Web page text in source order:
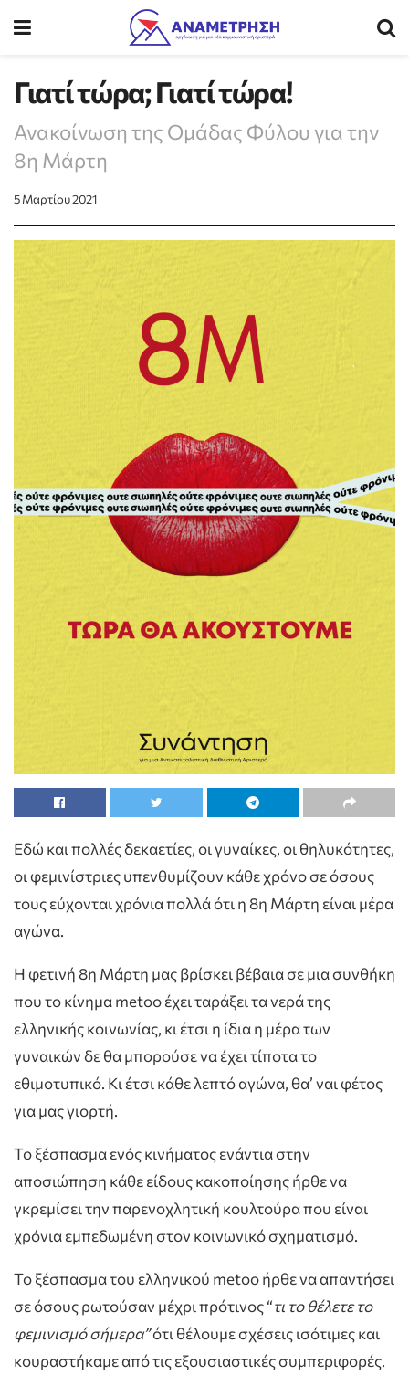
Γιατί τώρα; Γιατί τώρα!
Ανακοίνωση της Ομάδας Φύλου για την
8η Μάρτη
5 Μαρτίου 2021
Εδώ και πολλές δεκαετίες, οι γυναίκες, οι θηλυκότητες,
οι φεμινίστριες υπενθυμίζουν κάθε χρόνο σε όσους
τους εύχονται χρόνια πολλά ότι η 8η Μάρτη είναι μέρα
αγώνα.
Η φετινή 8η Μάρτη μας βρίσκει βέβαια σε μια συνθήκη
που το κίνημα metoo έχει ταράξει τα νερά της
ελληνικής κοινωνίας, κι έτσι η ίδια η μέρα των
γυναικών δε θα μπορούσε να έχει τίποτα το
εθιμοτυπικό. Κι έτσι κάθε λεπτό αγώνα, θα’ ναι φέτος
για μας γιορτή.
Το ξέσπασμα ενός κινήματος ενάντια στην
αποσιώπηση κάθε είδους κακοποίησης ήρθε να
γκρεμίσει την παρενοχλητική κουλτούρα που είναι
χρόνια εμπεδωμένη στον κοινωνικό σχηματισμό.
Το ξέσπασμα του ελληνικού metoo ήρθε να απαντήσει
σε όσους ρωτούσαν μέχρι πρότινος “τι το θέλετε το
φεμινισμό σήμερα”ότι θέλουμε σχέσεις ισότιμες και
κουραστήκαμε από τις εξουσιαστικές συμπεριφορές.